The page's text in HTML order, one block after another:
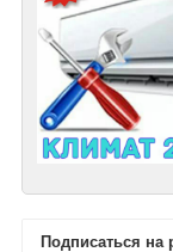
Подписаться на